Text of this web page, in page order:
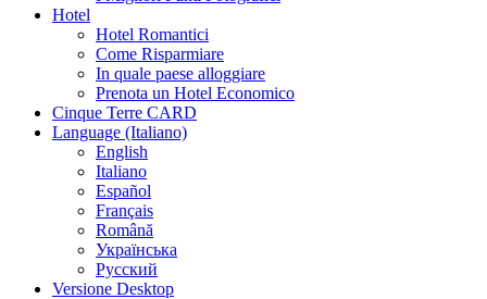
Hotel
Hotel Romantici
Come Risparmiare
In quale paese alloggiare
Prenota un Hotel Economico
Cinque Terre CARD
Language (Italiano)
English
Italiano
Español
Français
Română
Українська
Русский
Versione Desktop